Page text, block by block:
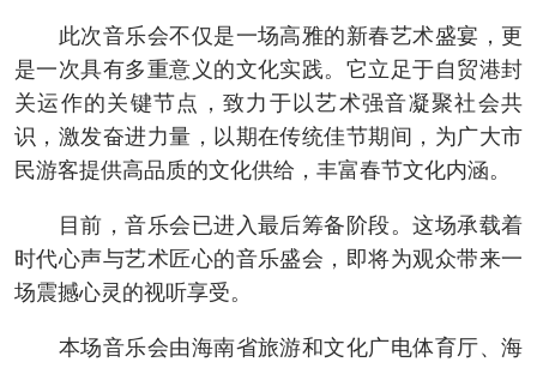
此次音乐会不仅是一场高雅的新春艺术盛宴，更
是一次具有多重意义的文化实践。它立足于自贸港封
关运作的关键节点，致力于以艺术强音凝聚社会共
识，激发奋进力量，以期在传统佳节期间，为广大市
民游客提供高品质的文化供给，丰富春节文化内涵。
目前，音乐会已进入最后筹备阶段。这场承载着
时代心声与艺术匠心的音乐盛会，即将为观众带来一
场震撼心灵的视听享受。
本场音乐会由海南省旅游和文化广电体育厅、海